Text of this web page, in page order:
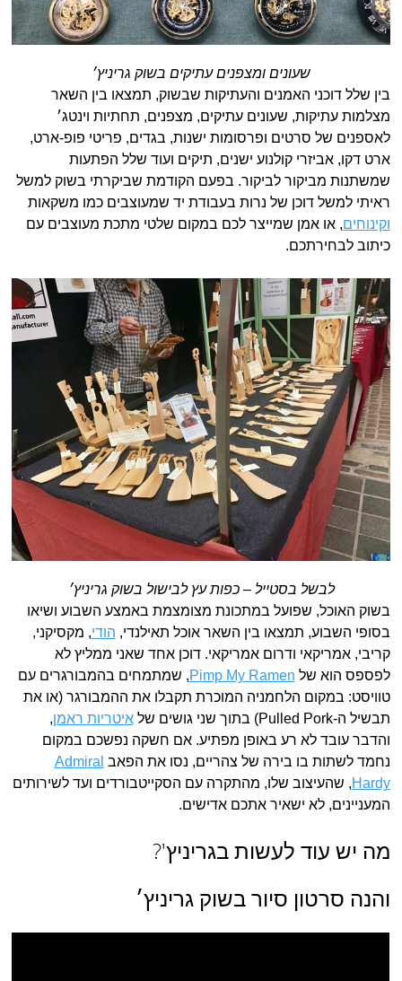
שעונים ומצפנים עתיקים בשוק גריניץ׳
בין שלל דוכני האמנים והעתיקות שבשוק, תמצאו בין השאר
מצלמות עתיקות, שעונים עתיקים, מצפנים, תחתיות וינטג׳
לאספנים של סרטים ופרסומות ישנות, בגדים, פריטי פופ-ארט,
ארט דקו, אביזרי קולנוע ישנים, תיקים ועוד שלל הפתעות
שמשתנות מביקור לביקור. בפעם הקודמת שביקרתי בשוק למשל
ראיתי למשל דוכן של נרות בעבודת יד שמעוצבים כמו משקאות
וקינוחים, או אמן שמייצר לכם במקום שלטי מתכת מעוצבים עם
כיתוב לבחירתכם.
לבשל בסטייל – כפות עץ לבישול בשוק גריניץ׳
בשוק האוכל, שפועל במתכונת מצומצמת באמצע השבוע ושיאו
בסופי השבוע, תמצאו בין השאר אוכל תאילנדי, הודי, מקסיקני,
קריבי, אמריקאי ודרום אמריקאי. דוכן אחד שאני ממליץ לא
לפספס הוא של Pimp My Ramen, שמתמחים בהמבורגרים עם
טוויסט: במקום הלחמניה המוכרת תקבלו את ההמבורגר (או את
תבשיל ה-Pulled Pork) בתוך שני גושים של
איטריות ראמן,
והדבר עובד לא רע באופן מפתיע. אם חשקה נפשכם במקום
נחמד לשתות בו בירה של צהריים, נסו את הפאב Admiral
Hardy, שהעיצוב שלו, מהתקרה עם הסקייטבורדים ועד לשירותים
המעניינים, לא ישאיר אתכם אדישים.
מה יש עוד לעשות בגריניץ'?
והנה סרטון סיור בשוק גריניץ׳